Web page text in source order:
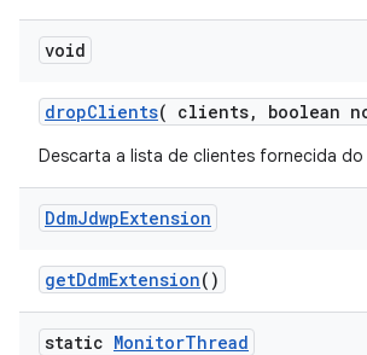
void
dropClients( clients, boolean
Descarta a lista de clientes fornecida do
DdmJdwpExtension
getDdmExtension()
static MonitorThread